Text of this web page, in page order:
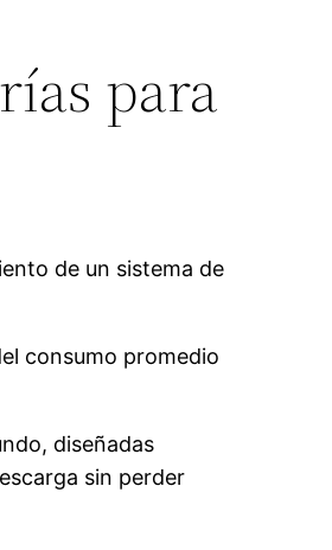
para
de un sistema de
consumo promedio
diseñadas
sin perder